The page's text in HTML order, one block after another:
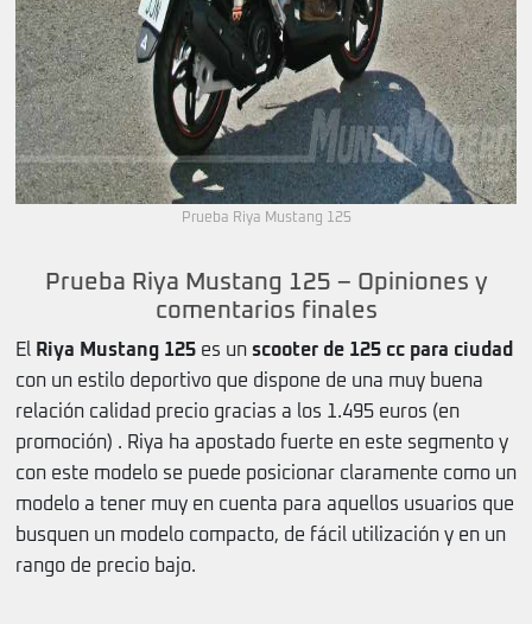
Prueba Riya Mustang 125
Prueba Riya Mustang 125 – Opiniones y
comentarios finales
El Riya Mustang 125 es un scooter de 125 cc para ciudad
con un estilo deportivo que dispone de una muy buena
relación calidad precio gracias a los 1.495 euros (en
promoción) . Riya ha apostado fuerte en este segmento y
con este modelo se puede posicionar claramente como un
modelo a tener muy en cuenta para aquellos usuarios que
busquen un modelo compacto, de fácil utilización y en un
rango de precio bajo.